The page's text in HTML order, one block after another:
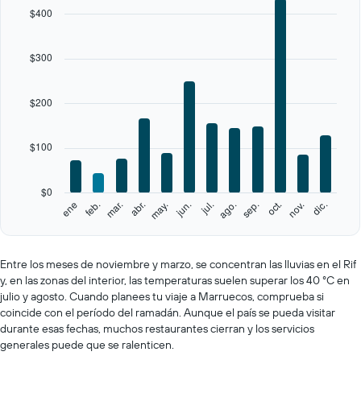
Range:
categories.
values.
Range:
0
to
500.
ene feb. mar. abr. may. jun. jul. ago. sep. oct. nov. dic.
$0
$100
$200
$300
$400
interactive
Entre los meses de noviembre y marzo, se concentran las lluvias en el Rif
y, en las zonas del interior, las temperaturas suelen superar los 40 °C en
julio y agosto. Cuando planees tu viaje a Marruecos, comprueba si
coincide con el período del ramadán. Aunque el país se pueda visitar
durante esas fechas, muchos restaurantes cierran y los servicios
generales puede que se ralenticen.